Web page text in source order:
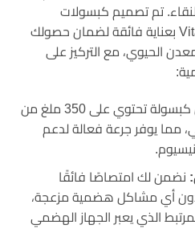
تم تصميم كبسولات
ماغنسيوم جلايسينات VitalisPro بعناية فائقة لضمان حصولك
الحيوي، مع التركيز على
كل كبسولة تحتوي على 350 ملغ من
مما يوفر جرعة فعالة لدعم
نضمن لك امتصاصًا فائقًا
أي مشاكل هضمية مزعجة،
الذي يعبر الجهاز الهضمي